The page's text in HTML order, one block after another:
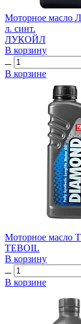
Моторное масло
л. синт.
ЛУКОЙЛ
В корзину
В корзине
Моторное масло
TEBOIL
В корзину
В корзине